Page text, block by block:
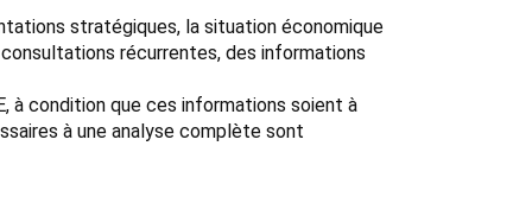
stratégiques, la situation économique
récurrentes, des informations
à condition que ces informations soient à
à une analyse complète sont